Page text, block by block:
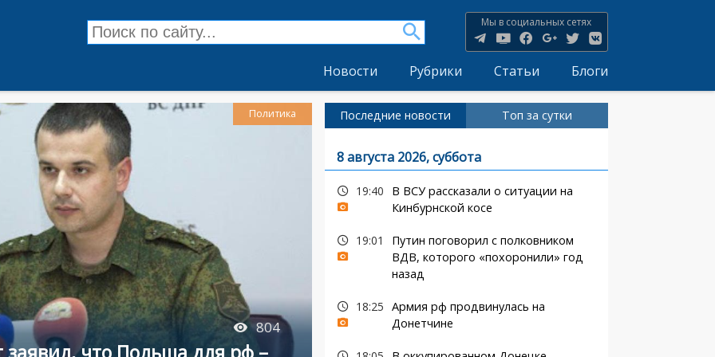
Мы в социальных сетях
Новости Рубрики Статьи Блоги
804
Политика Последние новости Топ за сутки
8 августа 2026, суббота
19:40
В ВСУ рассказали о ситуации на
Кинбурнской косе
19:01
Путин поговорил с полковником
ВДВ, которого «похоронили» год
назад
18:25 Армия рф продвинулась на
Донетчине